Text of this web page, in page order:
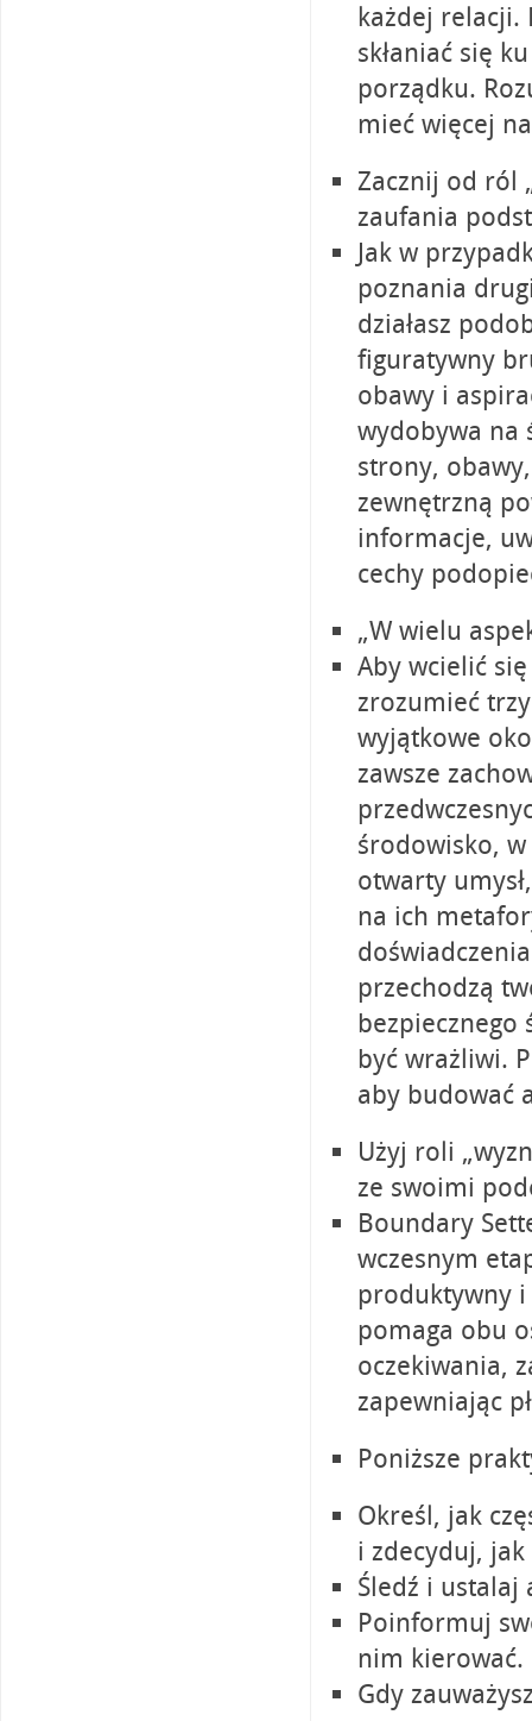
każdej relacji.
skłaniać się
porządku.
mieć więcej
Zacznij od ról
zaufania
Jak w
poznania
działasz
figuratywny
obawy i
wydobywa na
strony,
zewnętrzną
informacje,
cechy
„W wielu
Aby wcielić
zrozumieć
wyjątkowe
zawsze
środowisko,
otwarty
na ich
przechodzą
bezpiecznego
być wrażliwi.
aby budować
Użyj roli
ze swoimi
Boundary
wczesnym
produktywny i
pomaga obu
oczekiwania,
zapewniając
Poniższe
Określ, jak
i zdecyduj,
Śledź i ustalaj
Poinformuj
nim kierować.
Gdy